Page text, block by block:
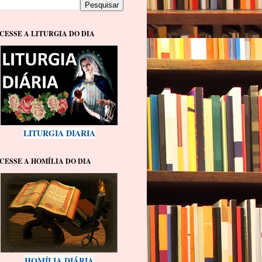
A LITURGIA DO DIA
LITURGIA DIARIA
A HOMÍLIA DO DIA